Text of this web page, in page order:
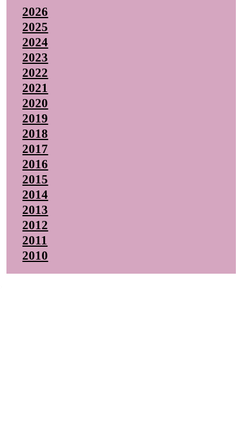
2026
2025
2024
2023
2022
2021
2020
2019
2018
2017
2016
2015
2014
2013
2012
2011
2010